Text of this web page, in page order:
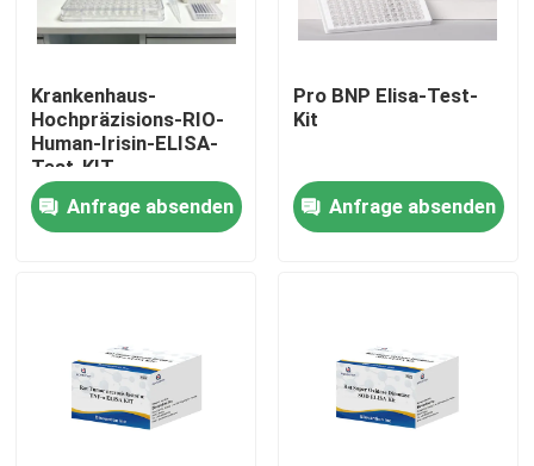
Produkte
Über uns
Krankenhaus-
Hochpräzisions-RIO-
Human-Irisin-ELISA-
Test-KIT
Anfrage absenden
Pro BNP Elisa-Test-
Kit
Anfrage absenden